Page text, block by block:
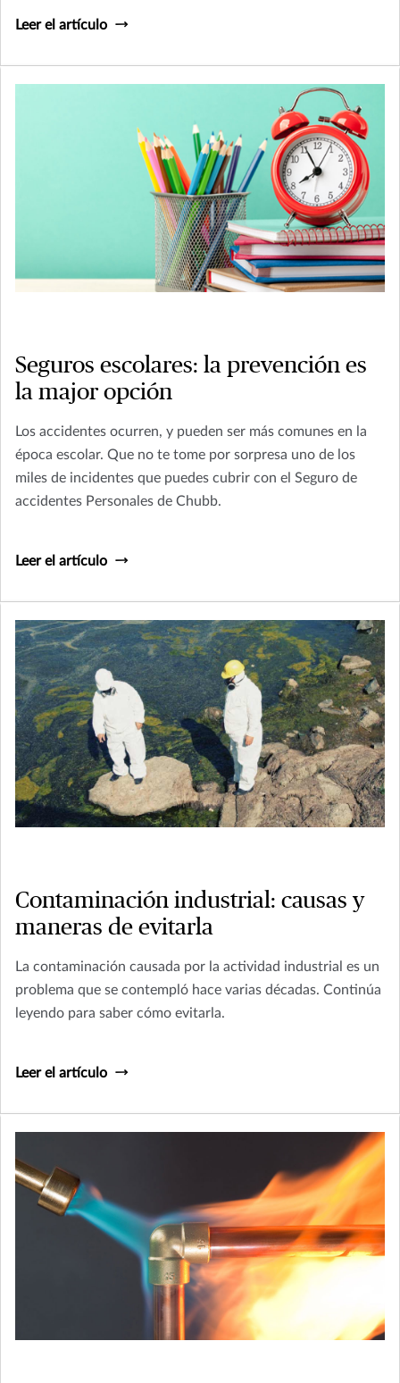
Leer el artículo
Seguros escolares: la prevención es
la major opción
Los accidentes ocurren, y pueden ser más comunes en la
época escolar. Que no te tome por sorpresa uno de los
miles de incidentes que puedes cubrir con el Seguro de
accidentes Personales de Chubb.
Leer el artículo
Contaminación industrial: causas y
maneras de evitarla
La contaminación causada por la actividad industrial es un
problema que se contempló hace varias décadas. Continúa
leyendo para saber cómo evitarla.
Leer el artículo